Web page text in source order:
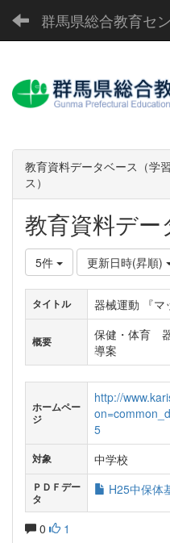
群馬県総合教育セ
教育資料データベース（学
ス）
教育資料デー
5件 更新日時(昇順)
タイトル 器械運動 『マ
概要
保健・体育
導案
ホームペー
ジ
http://
5
対象 中学校
ＰＤＦデー
タ
H25中保体
0 1